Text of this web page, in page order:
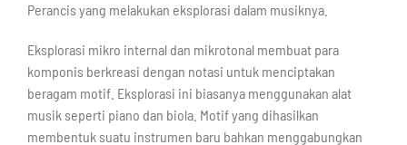
Perancis yang melakukan eksplorasi dalam musiknya.
Eksplorasi mikro internal dan mikrotonal membuat para
komponis berkreasi dengan notasi untuk menciptakan
beragam motif. Eksplorasi ini biasanya menggunakan alat
musik seperti piano dan biola. Motif yang dihasilkan
membentuk suatu instrumen baru bahkan menggabungkan